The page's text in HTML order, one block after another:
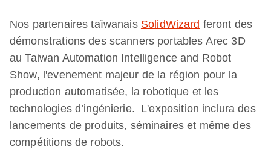
Nos partenaires taïwanais SolidWizard feront des
démonstrations des scanners portables Arec 3D
au Taiwan Automation Intelligence and Robot
Show, l'evenement majeur de la région pour la
production automatisée, la robotique et les
technologies d’ingénierie. L'exposition inclura des
lancements de produits, séminaires et même des
compétitions de robots.